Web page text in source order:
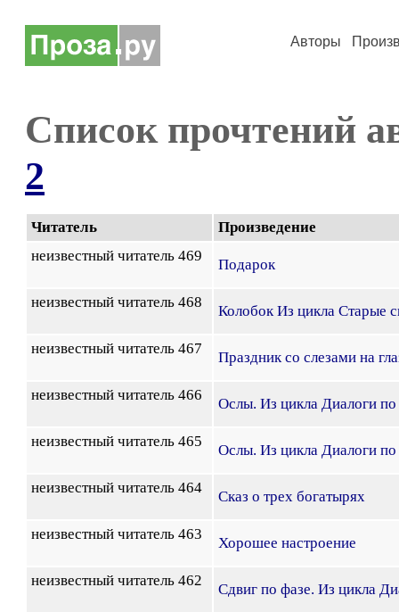
Авторы
Список прочтений
2
Читатель
Произведение
неизвестный читатель 469
Подарок
неизвестный читатель 468
Колобок Из цикла Старые
неизвестный читатель 467
Праздник со слезами на
неизвестный читатель 466
Ослы. Из цикла Диалоги по
неизвестный читатель 465
Ослы. Из цикла Диалоги по
неизвестный читатель 464
Сказ о трех богатырях
неизвестный читатель 463
Хорошее настроение
неизвестный читатель 462
Сдвиг по фазе. Из цикла